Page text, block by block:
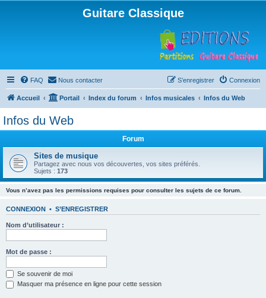
Guitare Classique
FAQ Nous contacter Connexion
S’enregistrer
Accueil Portail Index du forum Infos musicales Infos du Web
Infos du Web
Forum
Sites de musique
Partagez avec nous vos découvertes, vos sites préférés.
Sujets : 173
Vous n’avez pas les permissions requises pour consulter les sujets de ce forum.
CONNEXION • S’ENREGISTRER
Nom d’utilisateur :
Mot de passe :
Se souvenir de moi
Masquer ma présence en ligne pour cette session